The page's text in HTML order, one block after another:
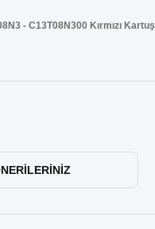
- C13T08N300 Kırmızı Kartuş